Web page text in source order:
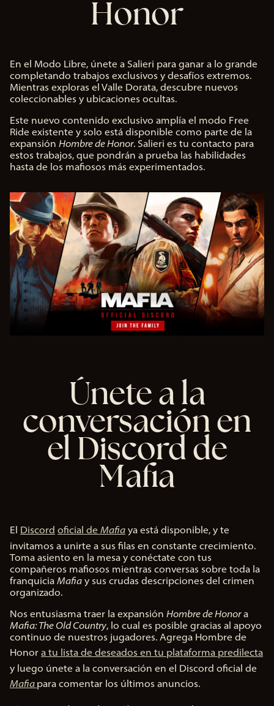
Honor
En el Modo Libre, únete a Salieri para ganar a lo grande
completando trabajos exclusivos y desafíos extremos.
Mientras exploras el Valle Dorata, descubre nuevos
coleccionables y ubicaciones ocultas.
Este nuevo contenido exclusivo amplía el modo Free
Ride existente y solo está disponible como parte de la
expansión Hombre de Honor. Salieri es tu contacto para
estos trabajos, que pondrán a prueba las habilidades
hasta de los mafiosos más experimentados.
Únete a la
conversación en
el Discord de
Mafia
El Discord oficial de Mafia ya está disponible, y te
invitamos a unirte a sus filas en constante crecimiento.
Toma asiento en la mesa y conéctate con tus
compañeros mafiosos mientras conversas sobre toda la
franquicia Mafia y sus crudas descripciones del crimen
organizado.
Nos entusiasma traer la expansión Hombre de Honora
Mafia: The Old Country, lo cual es posible gracias al apoyo
continuo de nuestros jugadores. Agrega Hombre de
Honor a tu lista de deseados en tu plataforma predilecta
y luego únete a la conversación en el Discord oficial de
Mafia para comentar los últimos anuncios.